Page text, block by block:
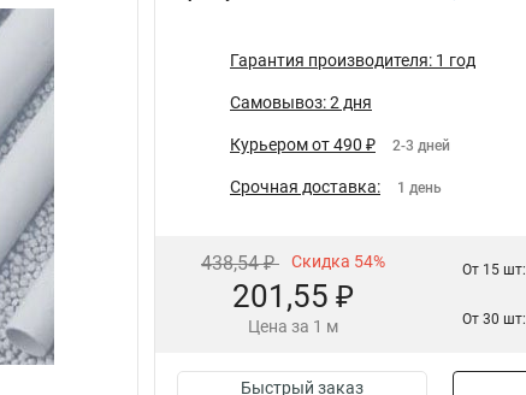
Гарантия производителя: 1 год
Самовывоз: 2 дня
Курьером от 490 ₽ 2-3 дней
Срочная доставка: 1 день
438,54 ₽ Скидка 54%
201,55 ₽
Цена за 1 м
От 15 шт:
От 30 шт:
Быстрый заказ